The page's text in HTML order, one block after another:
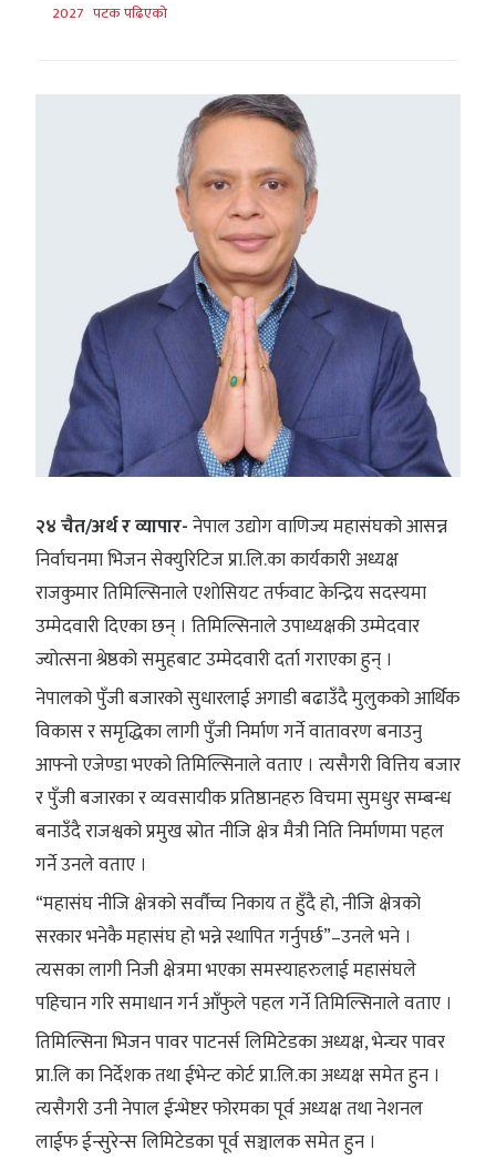
2027 पटक पढिएको
२४ चैत/अर्थ र व्यापार-नेपाल उद्योग वाणिज्य महासंघको आसन्न
निर्वाचनमा भिजन सेक्युरिटिज प्रा.लि.का कार्यकारी अध्यक्ष
राजकुमार तिमिल्सिनाले एशोसियट तर्फवाट केन्द्रिय सदस्यमा
उम्मेदवारी दिएका छन् । तिमिल्सिनाले उपाध्यक्षकी उम्मेदवार
ज्योत्सना श्रेष्ठको समुहबाट उम्मेदवारी दर्ता गराएका हुन् ।
नेपालको पुँजी बजारको सुधारलाई अगाडी बढाउँदै मुलुकको आर्थिक
विकास र समृद्धिका लागी पुँजी निर्माण गर्ने वातावरण बनाउनु
आफ्नो एजेण्डा भएको तिमिल्सिनाले वताए । त्यसैगरी वित्तिय बजार
र पुँजी बजारका र व्यवसायीक प्रतिष्ठानहरु विचमा सुमधुर सम्बन्ध
बनाउँदै राजश्वको प्रमुख स्रोत नीजि क्षेत्र मैत्री निति निर्माणमा पहल
गर्ने उनले वताए ।
“महासंघ नीजि क्षेत्रको सर्वौच्च निकाय त हुँदै हो, नीजि क्षेत्रको
सरकार भनेकै महासंघ हो भन्ने स्थापित गर्नुपर्छ”–उनले भने ।
त्यसका लागी निजी क्षेत्रमा भएका समस्याहरुलाई महासंघले
पहिचान गरि समाधान गर्न आँफुले पहल गर्ने तिमिल्सिनाले वताए ।
तिमिल्सिना भिजन पावर पाटनर्स लिमिटेडका अध्यक्ष, भेन्चर पावर
प्रा.लि का निर्देशक तथा ईभेन्ट कोर्ट प्रा.लि.का अध्यक्ष समेत हुन ।
त्यसैगरी उनी नेपाल ईन्भेष्टर फोरमका पूर्व अध्यक्ष तथा नेशनल
लाईफ ईन्सुरेन्स लिमिटेडका पूर्व सञ्चालक समेत हुन ।